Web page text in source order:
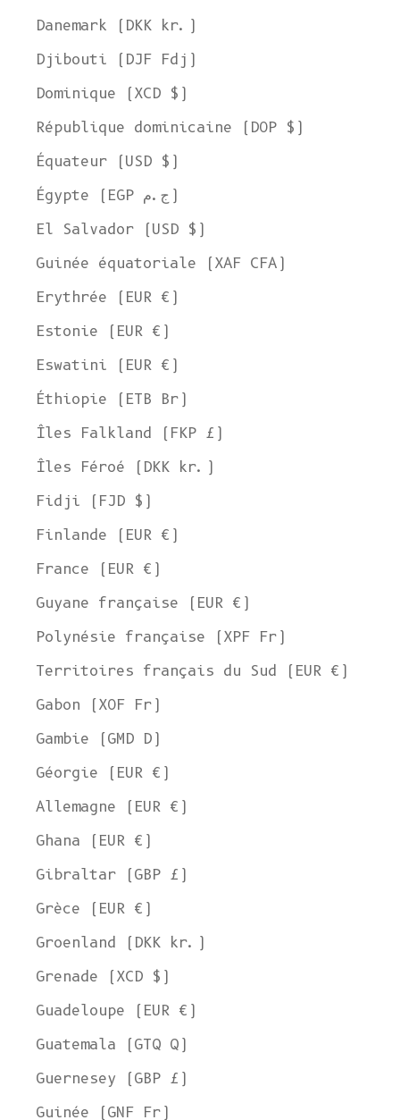
Danemark (DKK kr.)
Djibouti (DJF Fdj)
Dominique (XCD $)
République dominicaine (DOP $)
Équateur (USD $)
Égypte (EGP ج.م)
El Salvador (USD $)
Guinée équatoriale (XAF CFA)
Erythrée (EUR €)
Estonie (EUR €)
Eswatini (EUR €)
Éthiopie (ETB Br)
Îles Falkland (FKP £)
Îles Féroé (DKK kr.)
Fidji (FJD $)
Finlande (EUR €)
France (EUR €)
Guyane française (EUR €)
Polynésie française (XPF Fr)
Territoires français du Sud (EUR €)
Gabon (XOF Fr)
Gambie (GMD D)
Géorgie (EUR €)
Allemagne (EUR €)
Ghana (EUR €)
Gibraltar (GBP £)
Grèce (EUR €)
Groenland (DKK kr.)
Grenade (XCD $)
Guadeloupe (EUR €)
Guatemala (GTQ Q)
Guernesey (GBP £)
Guinée (GNF Fr)